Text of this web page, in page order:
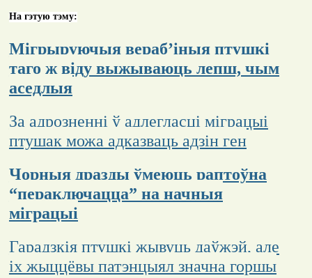
На гэтую тэму:
Мігрыруючыя вераб’іныя птушкі
таго ж віду выжываюць лепш, чым
аседлыя
За адрозненні ў адлегласці міграцыі
птушак можа адказваць адзін ген
Чорныя дразды ўмеюць раптоўна
“пераключацца” на начныя
міграцыі
Гарадзкія птушкі жывуць даўжэй, але
іх жыццёвы патэнцыял значна горшы